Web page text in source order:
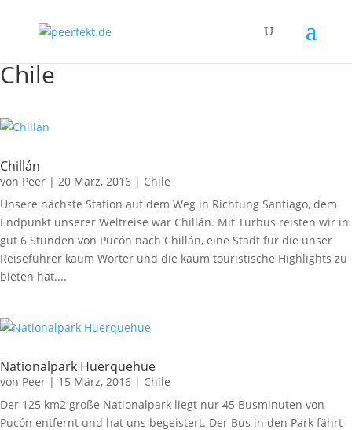
Chile
Chillán
von Peer | 20 März, 2016 | Chile
Unsere nächste Station auf dem Weg in Richtung Santiago, dem
Endpunkt unserer Weltreise war Chillán. Mit Turbus reisten wir in
gut 6 Stunden von Pucón nach Chillán, eine Stadt für die unser
Reiseführer kaum Wörter und die kaum touristische Highlights zu
bieten hat....
Nationalpark Huerquehue
von Peer | 15 März, 2016 | Chile
Der 125 km2 große Nationalpark liegt nur 45 Busminuten von
Pucón entfernt und hat uns begeistert. Der Bus in den Park fährt